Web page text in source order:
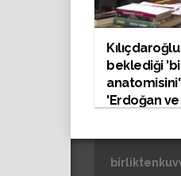
beklediği
anatomisini'
'Erdoğan
ve Ensar 1